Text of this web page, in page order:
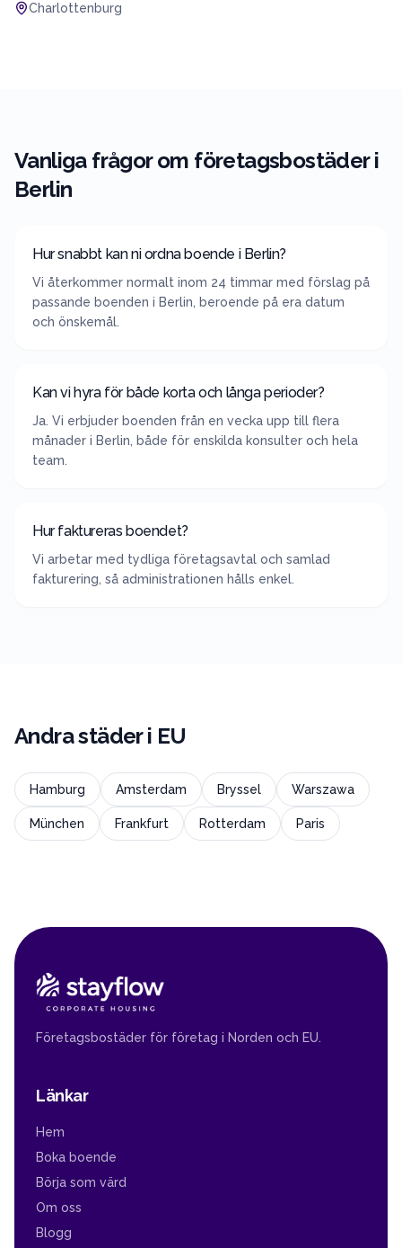
Charlottenburg
Vanliga frågor om företagsbostäder i
Berlin
Hur snabbt kan ni ordna boende i Berlin?
Vi återkommer normalt inom 24 timmar med förslag på
passande boenden i Berlin, beroende på era datum
och önskemål.
Kan vi hyra för både korta och långa perioder?
Ja. Vi erbjuder boenden från en vecka upp till flera
månader i Berlin, både för enskilda konsulter och hela
team.
Hur faktureras boendet?
Vi arbetar med tydliga företagsavtal och samlad
fakturering, så administrationen hålls enkel.
Andra städer i EU
Hamburg Amsterdam Bryssel Warszawa
München Frankfurt Rotterdam Paris
Företagsbostäder för företag i Norden och EU.
Länkar
Hem
Boka boende
Börja som värd
Om oss
Blogg